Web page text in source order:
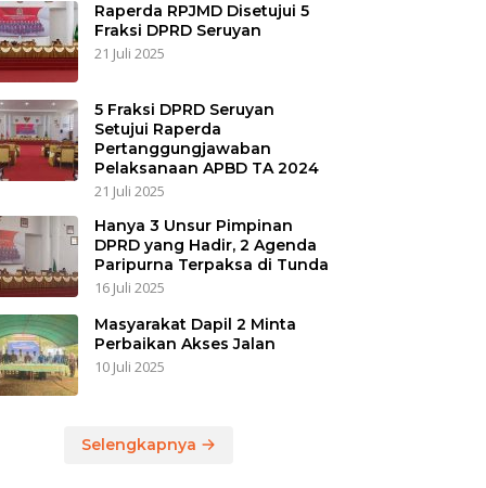
Raperda RPJMD Disetujui 5
Fraksi DPRD Seruyan
21 Juli 2025
5 Fraksi DPRD Seruyan
Setujui Raperda
Pertanggungjawaban
Pelaksanaan APBD TA 2024
21 Juli 2025
Hanya 3 Unsur Pimpinan
DPRD yang Hadir, 2 Agenda
Paripurna Terpaksa di Tunda
16 Juli 2025
Masyarakat Dapil 2 Minta
Perbaikan Akses Jalan
10 Juli 2025
Selengkapnya